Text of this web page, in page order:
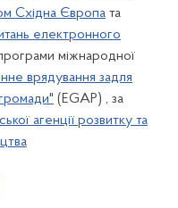
Східна Європа та
електронного
міжнародної
врядування задля
громади" (EGAP) , за
агенції розвитку та